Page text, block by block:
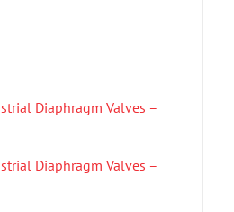
Diaphragm Valves –
Diaphragm Valves –